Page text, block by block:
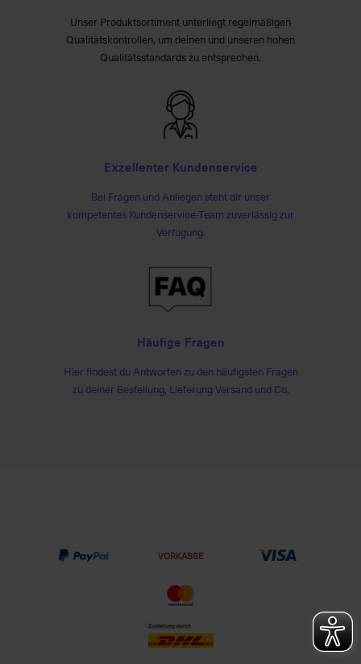
Unser Produktsortiment unterliegt regelmäßigen
Qualitätskontrollen, um deinen und unseren hohen
Qualitätsstandards zu entsprechen.
Exzellenter Kundenservice
Bei Fragen und Anliegen steht dir unser
kompetentes Kundenservice-Team zuverlässig zur
Verfügung.
Häufige Fragen
Hier findest du Antworten zu den häufigsten Fragen
zu deiner Bestellung, Lieferung Versand und Co.
VORKASSE